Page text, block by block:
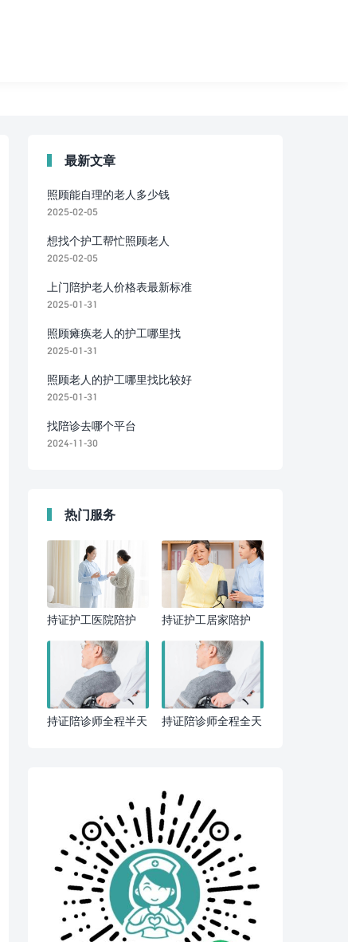
最新文章
照顾能自理的老人多少钱
2025-02-05
想找个护工帮忙照顾老人
2025-02-05
上门陪护老人价格表最新标准
2025-01-31
照顾瘫痪老人的护工哪里找
2025-01-31
照顾老人的护工哪里找比较好
2025-01-31
找陪诊去哪个平台
2024-11-30
热门服务
持证护工医院陪护 持证护工居家陪护
持证陪诊师全程半天 持证陪诊师全程全天